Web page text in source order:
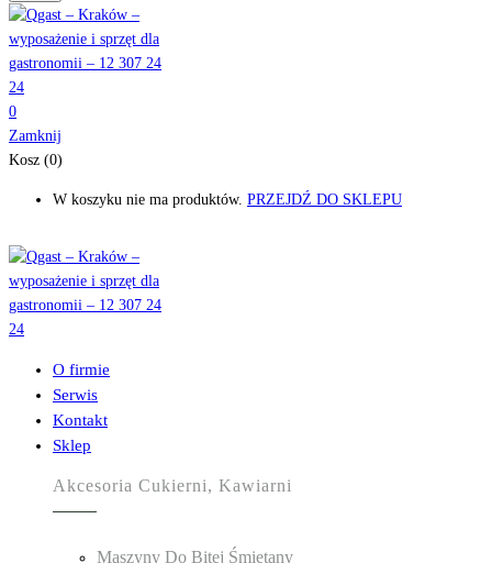
0
Zamknij
Kosz (0)
W koszyku nie ma produktów. PRZEJDŹ DO SKLEPU
O firmie
Serwis
Kontakt
Sklep
Akcesoria Cukierni, Kawiarni
Maszyny Do Bitej Śmietany